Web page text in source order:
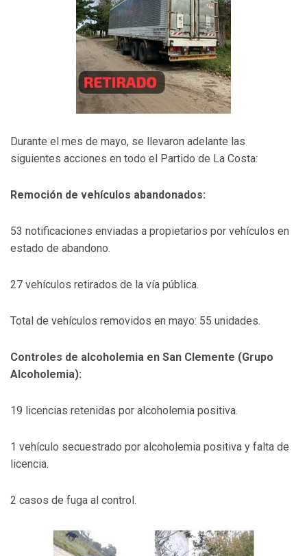
Durante el mes de mayo, se llevaron adelante las
siguientes acciones en todo el Partido de La Costa:
Remoción de vehículos abandonados:
53 notificaciones enviadas a propietarios por vehículos en
estado de abandono.
27 vehículos retirados de la vía pública.
Total de vehículos removidos en mayo: 55 unidades.
Controles de alcoholemia en San Clemente (Grupo
Alcoholemia):
19 licencias retenidas por alcoholemia positiva.
1 vehículo secuestrado por alcoholemia positiva y falta de
licencia.
2 casos de fuga al control.